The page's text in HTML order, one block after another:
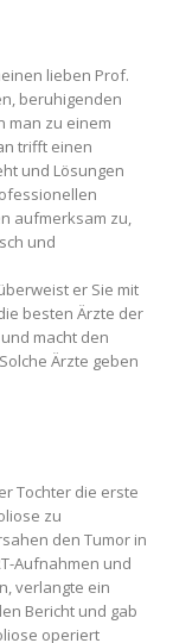
lieben Prof.
beruhigenden
man zu einem
trifft einen
und Lösungen
aufmerksam zu,
und
er Sie mit
besten Ärzte der
macht den
Ärzte geben
Tochter die erste
zu
den Tumor in
Aufnahmen und
verlangte ein
Bericht und gab
operiert